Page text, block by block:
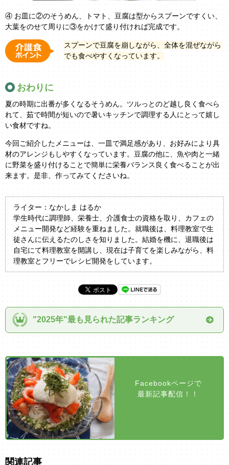
④ お皿に②のそうめん、トマト、豆腐は型からスプーンですくい、
大葉をのせて周りに③をかけて盛り付ければ完成です。
スプーンで豆腐を崩しながら、全体を混ぜながら
でも食べやすくなっています。
おわりに
夏の時期に出番が多くなるそうめん。ツルっとのど越し良く食べら
れて、茹で時間が短いので暑いキッチンで調理する人にとって嬉し
い食材ですね。
今回ご紹介したメニューは、一皿で満足感があり、お好みにより具
材のアレンジもしやすくなっています。豆腐の他に、魚や肉と一緒
に野菜を盛り付けることで簡単に栄養バランス良く食べることが出
来ます。是非、作ってみてくださいね。
ライター：なかしま はるか
学生時代に調理師、栄養士、介護食士の資格を取り、カフェの
メニュー開発など経験を重ねました。就職後は、料理教室で生
徒さんに伝えるたのしさを知りました。結婚を機に、退職後は
自宅にて料理教室を開講し、現在は子育てを楽しみながら、料
理教室とフリーでレシピ開発をしています。
"2025年"最も見られた記事ランキング
Facebookページで
最新記事配信！！
関連記事